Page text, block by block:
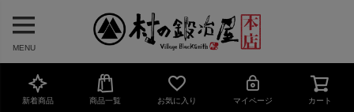
MENU
新着商品 商品一覧 お気に入り マイページ カート